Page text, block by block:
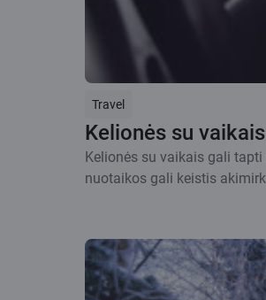
Travel
Kelionės su
Kelionės su vaikais gali
nuotaikos gali keistis